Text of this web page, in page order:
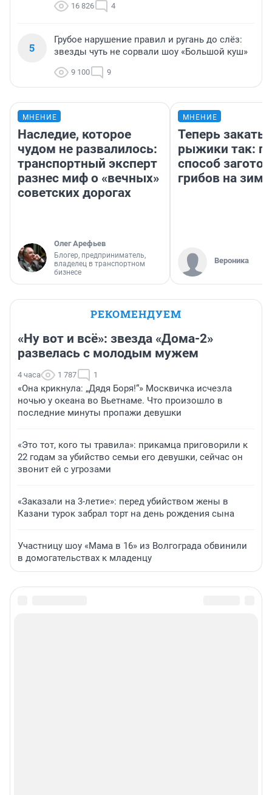
16 826 4
5
Грубое нарушение правил и ругань до слёз:
звезды чуть не сорвали шоу «Большой куш»
9 100 9
МНЕНИЕ
Наследие, которое
чудом не развалилось:
транспортный эксперт
разнес миф о «вечных»
советских дорогах
Олег Арефьев
Блогер, предприниматель,
владелец в транспортном
бизнесе
МНЕНИЕ
Теперь
рыжики так:
способ
грибов на зиму
Вероника
РЕКОМЕНДУЕМ
«Ну вот и всё»: звезда «Дома-2»
развелась с молодым мужем
4 часа 1 787 1
«Она крикнула: „Дядя Боря!“» Москвичка исчезла
ночью у океана во Вьетнаме. Что произошло в
последние минуты пропажи девушки
«Это тот, кого ты травила»: прикамца приговорили к
22 годам за убийство семьи его девушки, сейчас он
звонит ей с угрозами
«Заказали на 3-летие»: перед убийством жены в
Казани турок забрал торт на день рождения сына
Участницу шоу «Мама в 16» из Волгограда обвинили
в домогательствах к младенцу